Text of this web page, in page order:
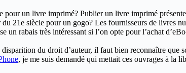
un livre imprimé? Publier un livre imprimé
21e siècle pour un gogo? Les fournisseurs de livres
rabais très intéressant si l’on opte pour l’achat
du droit d’auteur, il faut bien reconnaître que
, je me suis demandé qui mettait ces ouvrages à la